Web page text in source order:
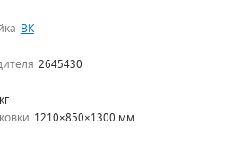
ВК
2645430
1210×850×1300 мм